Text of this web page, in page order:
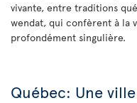
vivante, entre traditions
wendat, qui confèrent à la
profondément singulière.
Québec: Une